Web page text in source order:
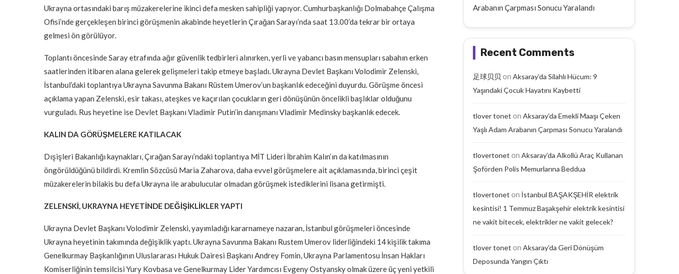
Ukrayna ortasındaki barış müzakerelerine ikinci defa mesken sahipliği yapıyor. Cumhurbaşkanlığı Dolmabahçe Çalışma
Ofisi’nde gerçekleşen birinci görüşmenin akabinde heyetlerin Çırağan Sarayı’nda saat 13.00’da tekrar bir ortaya
gelmesi ön görülüyor.
Toplantı öncesinde Saray etrafında ağır güvenlik tedbirleri alınırken, yerli ve yabancı basın mensupları sabahın erken
saatlerinden itibaren alana gelerek gelişmeleri takip etmeye başladı. Ukrayna Devlet Başkanı Volodimir Zelenski,
İstanbul’daki toplantıya Ukrayna Savunma Bakanı Rüstem Umerov’un başkanlık edeceğini duyurdu. Görüşme öncesi
açıklama yapan Zelenski, esir takası, ateşkes ve kaçırılan çocukların geri dönüşünün öncelikli başlıklar olduğunu
vurguladı. Rus heyetine ise Devlet Başkanı Vladimir Putin’in danışmanı Vladimir Medinsky başkanlık edecek.
KALIN DA GÖRÜŞMELERE KATILACAK
Dışişleri Bakanlığı kaynakları, Çırağan Sarayı’ndaki toplantıya MİT Lideri İbrahim Kalın’ın da katılmasının
öngörüldüğünü bildirdi. Kremlin Sözcüsü Maria Zaharova, daha evvel görüşmelere ait açıklamasında, birinci çeşit
müzakerelerin bilakis bu defa Ukrayna ile arabulucular olmadan görüşmek istediklerini lisana getirmişti.
ZELENSKİ, UKRAYNA HEYETİNDE DEĞİŞİKLİKLER YAPTI
Ukrayna Devlet Başkanı Volodimir Zelenski, yayımladığı kararnameye nazaran, İstanbul görüşmeleri öncesinde
Ukrayna heyetinin takımında değişiklik yaptı. Ukrayna Savunma Bakanı Rustem Umerov liderliğindeki 14 kişilik takıma
Genelkurmay Başkanlığının Uluslararası Hukuk Dairesi Başkanı Andrey Fomin, Ukrayna Parlamentosu İnsan Hakları
Komiserliğinin temsilcisi Yury Kovbasa ve Genelkurmay Lider Yardımcısı Evgeny Ostyansky olmak üzere üç yeni yetkili
Arabanın Çarpması Sonucu Yaralandı
Recent Comments
足球贝贝 on Aksaray’da Silahlı Hücum: 9
Yaşındaki Çocuk Hayatını Kaybetti
tlover tonet on Aksaray’da Emekli Maaşı Çeken
Yaşlı Adam Arabanın Çarpması Sonucu Yaralandı
tlovertonet on Aksaray’da Alkollü Araç Kullanan
Şoförden Polis Memurlarına Beddua
tlovertonet on İstanbul BAŞAKŞEHİR elektrik
kesintisi! 1 Temmuz Başakşehir elektrik kesintisi
ne vakit bitecek, elektrikler ne vakit gelecek?
tlover tonet on Aksaray’da Geri Dönüşüm
Deposunda Yangın Çıktı